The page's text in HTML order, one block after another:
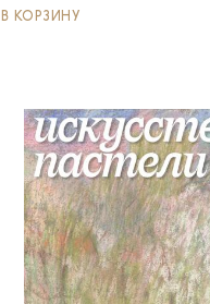
В КОРЗИНУ